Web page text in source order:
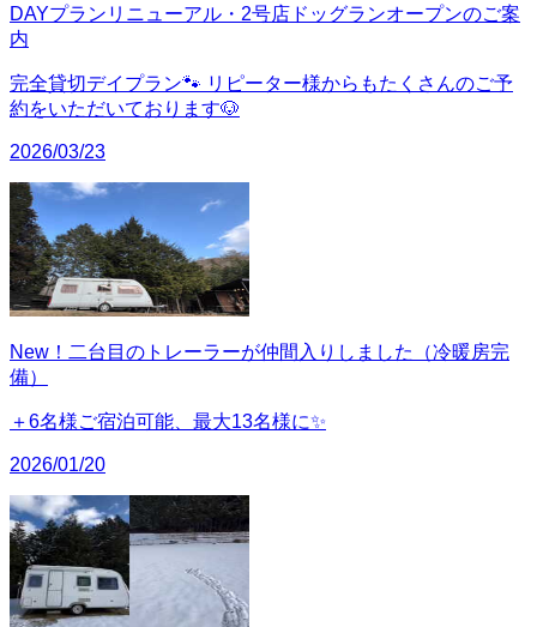
DAYプランリニューアル・2号店ドッグランオープンのご案
内
完全貸切デイプラン🐾 リピーター様からもたくさんのご予
約をいただいております🐶
2026/03/23
New！二台目のトレーラーが仲間入りしました（冷暖房完
備）
＋6名様ご宿泊可能、最大13名様に✨
2026/01/20